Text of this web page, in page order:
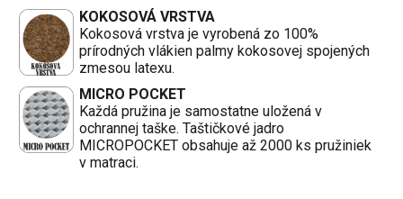
KOKOSOVÁ VRSTVA
Kokosová vrstva je vyrobená zo 100%
prírodných vlákien palmy kokosovej spojených
zmesou latexu.
MICRO POCKET
Každá pružina je samostatne uložená v
ochrannej taške. Taštičkové jadro
MICROPOCKET obsahuje až 2000 ks pružiniek
v matraci.